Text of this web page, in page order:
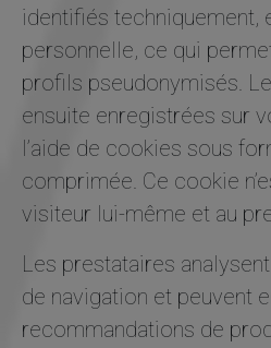
identifiés techniquement,
personnelle, ce qui
profils pseudonymisés.
ensuite enregistrées sur
l’aide de cookies sous
comprimée. Ce cookie
visiteur lui-même et au
Les prestataires
de navigation et peuvent
recommandations de